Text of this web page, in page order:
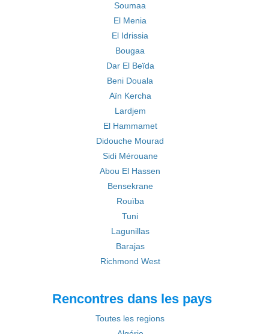
Soumaa
El Menia
El Idrissia
Bougaa
Dar El Beïda
Beni Douala
Aïn Kercha
Lardjem
El Hammamet
Didouche Mourad
Sidi Mérouane
Abou El Hassen
Bensekrane
Rouïba
Tuni
Lagunillas
Barajas
Richmond West
Rencontres dans les pays
Toutes les regions